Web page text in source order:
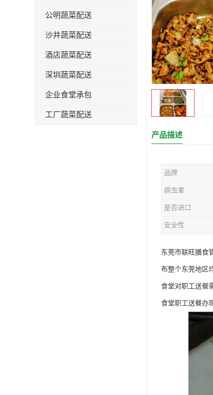
公明蔬菜配送
沙井蔬菜配送
酒店蔬菜配送
深圳蔬菜配送
企业食堂承包
工厂蔬菜配送
产品描述
品牌
病虫害
是否进口
安全性
东莞市联旺膳食
布整个东莞地区
食堂对职工送餐
食堂职工送餐办